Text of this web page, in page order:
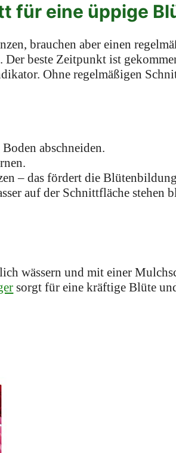
für eine üppige
brauchen aber einen
beste Zeitpunkt ist
Ohne regelmäßigen
abschneiden.
– das fördert die
auf der Schnittfläche stehen
wässern und mit einer
sorgt für eine kräftige Blüte